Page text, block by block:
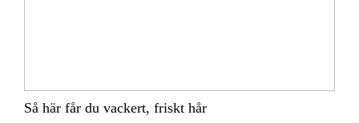
Så här får du vackert, friskt hår